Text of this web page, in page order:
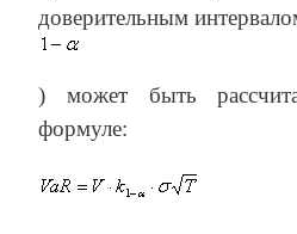
доверительным
) может быть
формуле: